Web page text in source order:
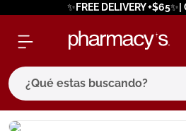
✨FREE DELIVERY
¿Qué estas buscando?
términos más buscados